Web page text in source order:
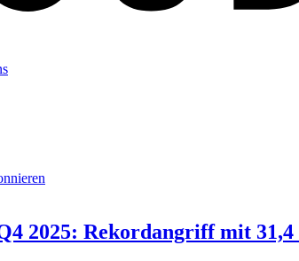
2025: Rekordangriff mit